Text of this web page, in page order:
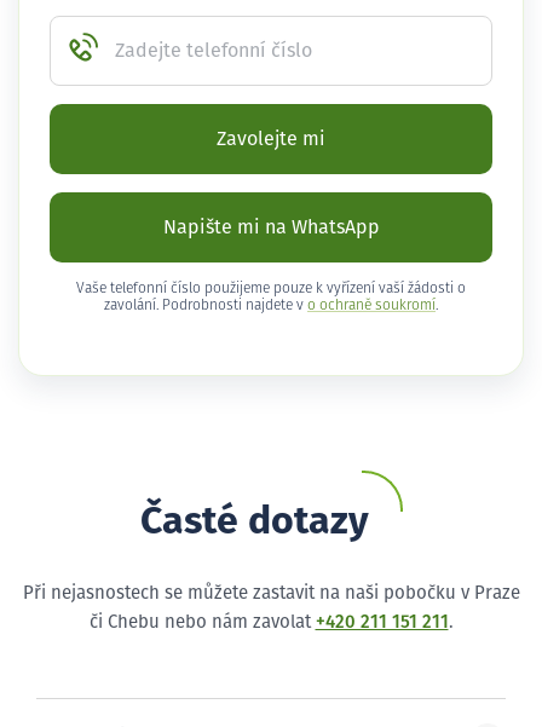
Zadejte telefonní číslo
Zavolejte mi
Napište mi na WhatsApp
Vaše telefonní číslo použijeme pouze k vyřízení vaší žádosti o
zavolání. Podrobnosti najdete v o ochraně soukromí .
Časté dotazy
Při nejasnostech se můžete zastavit na naši pobočku v Praze
či Chebu nebo nám zavolat +420 211 151 211 .